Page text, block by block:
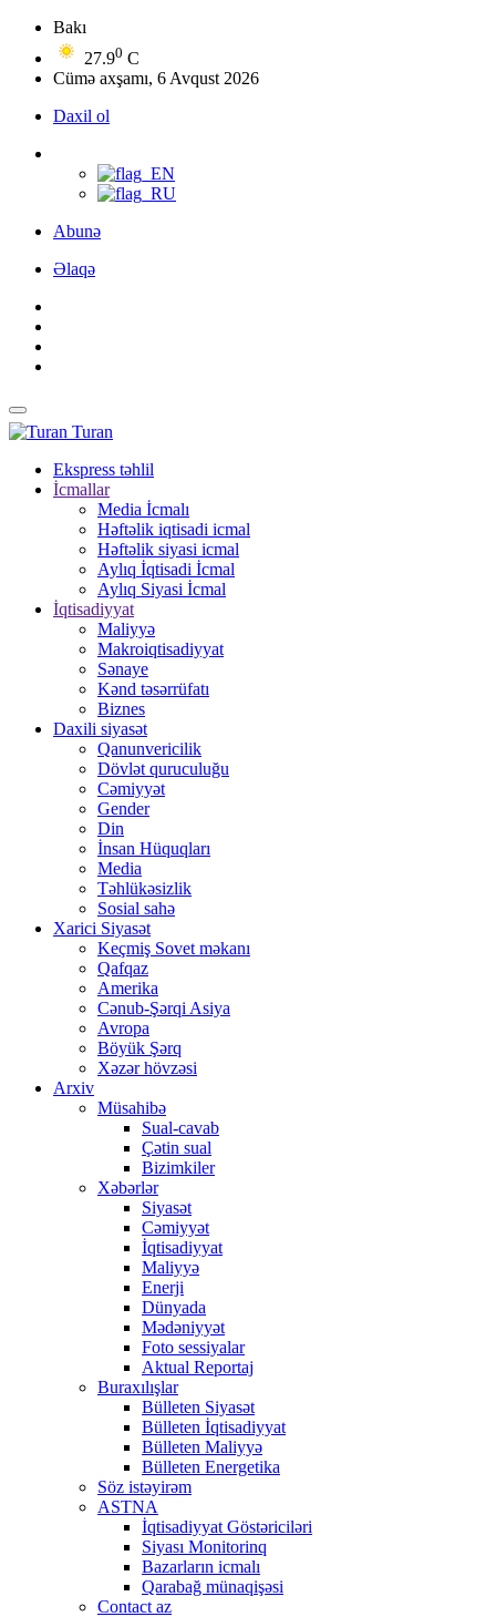
Bakı
27.90 C
Cümə axşamı, 6 Avqust 2026
Daxil ol
Abunə
Əlaqə
Turan
Ekspress təhlil
İcmallar
Media İcmalı
Həftəlik iqtisadi icmal
Həftəlik siyasi icmal
Aylıq İqtisadi İcmal
Aylıq Siyasi İcmal
İqtisadiyyat
Maliyyə
Makroiqtisadiyyat
Sənaye
Kənd təsərrüfatı
Biznes
Daxili siyasət
Qanunvericilik
Dövlət quruculuğu
Cəmiyyət
Gender
Din
İnsan Hüquqları
Media
Təhlükəsizlik
Sosial sahə
Xarici Siyasət
Keçmiş Sovet məkanı
Qafqaz
Amerika
Cənub-Şərqi Asiya
Avropa
Böyük Şərq
Xəzər hövzəsi
Arxiv
Müsahibə
Sual-cavab
Çətin sual
Bizimkiler
Xəbərlər
Siyasət
Cəmiyyət
İqtisadiyyat
Maliyyə
Enerji
Dünyada
Mədəniyyət
Foto sessiyalar
Aktual Reportaj
Buraxılışlar
Bülleten Siyasət
Bülleten İqtisadiyyat
Bülleten Maliyyə
Bülleten Energetika
Söz istəyirəm
ASTNA
İqtisadiyyat Göstəriciləri
Siyası Monitorinq
Bazarların icmalı
Qarabağ münaqişəsi
Contact az